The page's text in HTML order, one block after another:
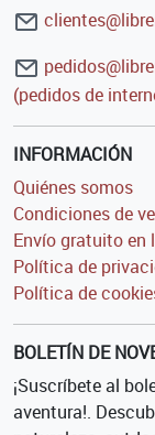
(pedidos de
INFORMACIÓN
Quiénes somos
Condiciones de
Envío gratuito en
Política de
Política de
BOLETÍN DE
¡Suscríbete al
aventura!.